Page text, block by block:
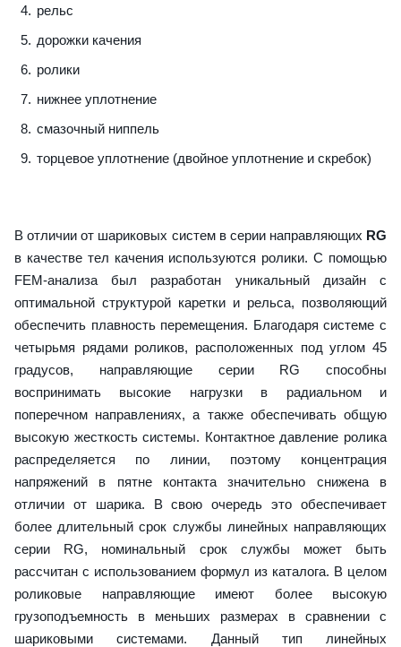
рельс
дорожки качения
ролики
нижнее уплотнение
смазочный ниппель
торцевое уплотнение (двойное уплотнение и скребок)
В отличии от шариковых систем в серии направляющих RG
в качестве тел качения используются ролики. С помощью
FEM-анализа был разработан уникальный дизайн с
оптимальной структурой каретки и рельса, позволяющий
обеспечить плавность перемещения. Благодаря системе с
четырьмя рядами роликов, расположенных под углом 45
градусов, направляющие серии RG способны
воспринимать высокие нагрузки в радиальном и
поперечном направлениях, а также обеспечивать общую
высокую жесткость системы. Контактное давление ролика
распределяется по линии, поэтому концентрация
напряжений в пятне контакта значительно снижена в
отличии от шарика. В свою очередь это обеспечивает
более длительный срок службы линейных направляющих
серии RG, номинальный срок службы может быть
рассчитан с использованием формул из каталога. В целом
роликовые направляющие имеют более высокую
грузоподъемность в меньших размерах в сравнении с
шариковыми системами. Данный тип линейных